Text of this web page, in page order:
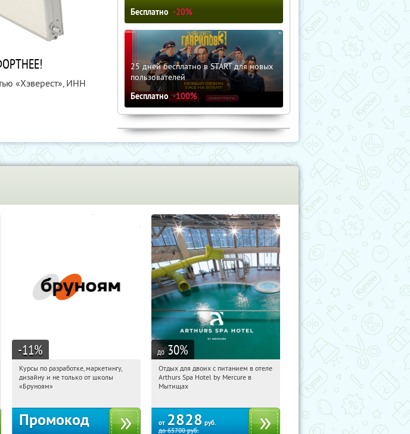
«Хэверест»,ИНН
Бесплатно -20%
25 дней бесплатно в START для новых
пользователей
Бесплатно -100%
-11%
03:13:10
Получи первым!
Россия
Курсы по разработке, маркетингу,
дизайну и не только от школы
«Бруноям»
Промокод
до 30%
03:13:10
Купи первым!
Московская обл., г. Мытищи, д.
Отдых для двоих с питанием в отеле
Arthurs Spa Hotel by Mercure в
Мытищах
от 2828 руб.
до65700руб.